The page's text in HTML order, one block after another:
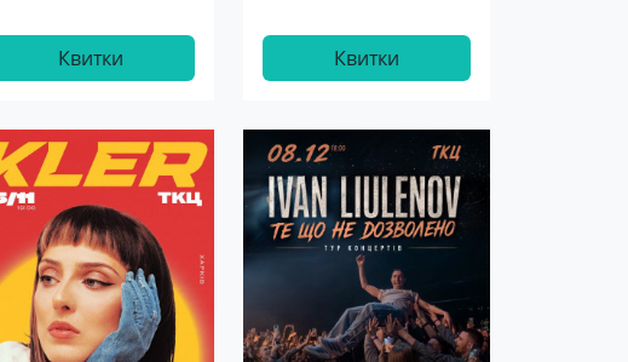
Квитки Квитки